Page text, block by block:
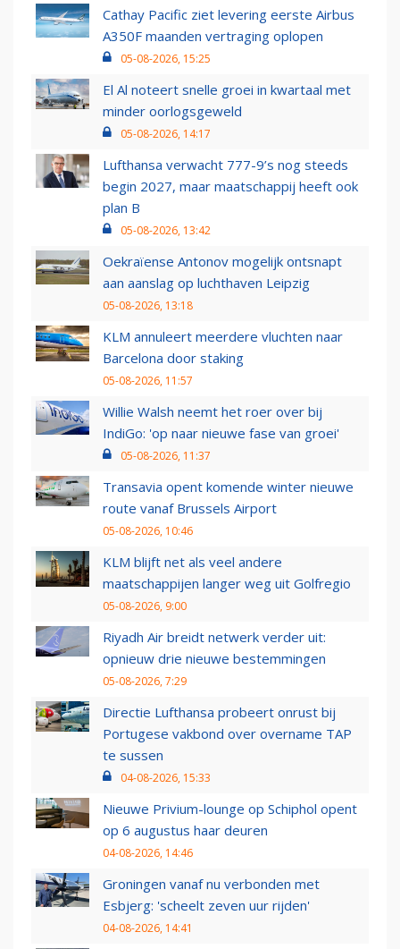
Cathay Pacific ziet levering eerste Airbus
A350F maanden vertraging oplopen
05-08-2026, 15:25
El Al noteert snelle groei in kwartaal met
minder oorlogsgeweld
05-08-2026, 14:17
Lufthansa verwacht 777-9’s nog steeds
begin 2027, maar maatschappij heeft ook
plan B
05-08-2026, 13:42
Oekraïense Antonov mogelijk ontsnapt
aan aanslag op luchthaven Leipzig
05-08-2026, 13:18
KLM annuleert meerdere vluchten naar
Barcelona door staking
05-08-2026, 11:57
Willie Walsh neemt het roer over bij
IndiGo: 'op naar nieuwe fase van groei'
05-08-2026, 11:37
Transavia opent komende winter nieuwe
route vanaf Brussels Airport
05-08-2026, 10:46
KLM blijft net als veel andere
maatschappijen langer weg uit Golfregio
05-08-2026, 9:00
Riyadh Air breidt netwerk verder uit:
opnieuw drie nieuwe bestemmingen
05-08-2026, 7:29
Directie Lufthansa probeert onrust bij
Portugese vakbond over overname TAP
te sussen
04-08-2026, 15:33
Nieuwe Privium-lounge op Schiphol opent
op 6 augustus haar deuren
04-08-2026, 14:46
Groningen vanaf nu verbonden met
Esbjerg: 'scheelt zeven uur rijden'
04-08-2026, 14:41